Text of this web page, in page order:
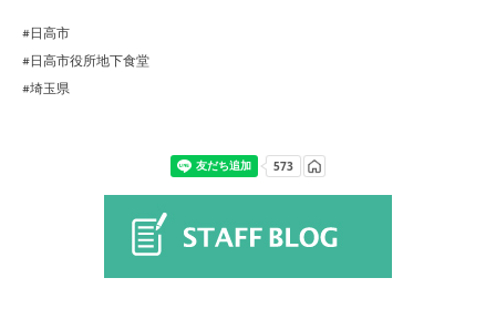
#日高市
#日高市役所地下食堂
#埼玉県